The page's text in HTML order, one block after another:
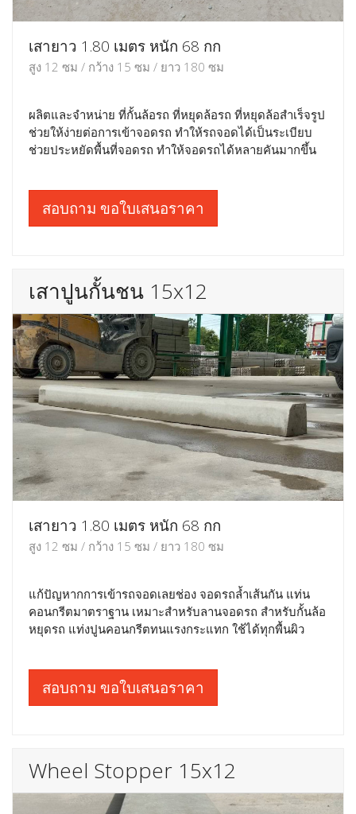
เสายาว 1.80 เมตร หนัก 68 กก
สูง 12 ซม / กว้าง 15 ซม / ยาว 180 ซม
ผลิตและจำหน่าย ที่กั้นล้อรถ ที่หยุดล้อรถ ที่หยุดล้อสำเร็จรูป
ช่วยให้ง่ายต่อการเข้าจอดรถ ทำให้รถจอดได้เป็นระเบียบ
ช่วยประหยัดพื้นที่จอดรถ ทำให้จอดรถได้หลายคันมากขึ้น
สอบถาม ขอใบเสนอราคา
เสาปูนกั้นชน 15x12
เสายาว 1.80 เมตร หนัก 68 กก
สูง 12 ซม / กว้าง 15 ซม / ยาว 180 ซม
แก้ปัญหากการเข้ารถจอดเลยช่อง จอดรถล้ำเส้นกัน แท่น
คอนกรีตมาตราฐาน เหมาะสำหรับลานจอดรถ สำหรับกั้นล้อ
หยุดรถ แท่งปูนคอนกรีตทนแรงกระแทก ใช้ได้ทุกพื้นผิว
สอบถาม ขอใบเสนอราคา
Wheel Stopper 15x12